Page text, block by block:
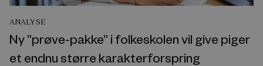
ANALYSE
Ny ”prøve-pakke” i folkeskolen vil give piger
et endnu større karakterforspring